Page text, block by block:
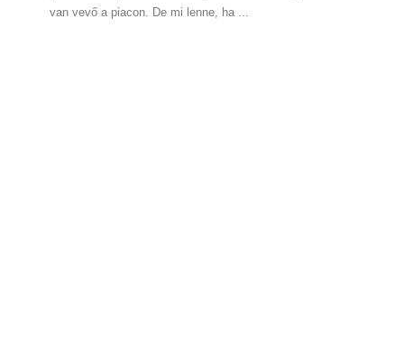
van vevő a piacon. De mi lenne, ha ...